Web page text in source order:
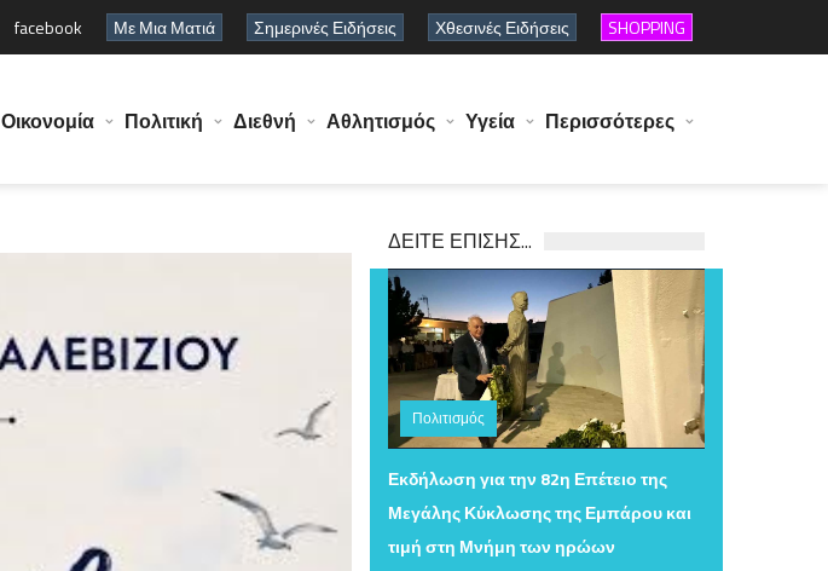
facebook Με Μια Ματιά Σημερινές Ειδήσεις Χθεσινές Ειδήσεις SHOPPING
Οικονομία Πολιτική Διεθνή Αθλητισμός Υγεία Περισσότερες
ΔΕΙΤΕ ΕΠΙΣΗΣ...
Πολιτισμός
Παρασκευή 07 Αυγούστου 2026 15:47
Εκδήλωση για την 82η Επέτειο της
Μεγάλης Κύκλωσης της Εμπάρου και
τιμή στη Μνήμη των ηρώων